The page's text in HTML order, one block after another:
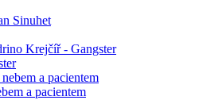
a pacientem